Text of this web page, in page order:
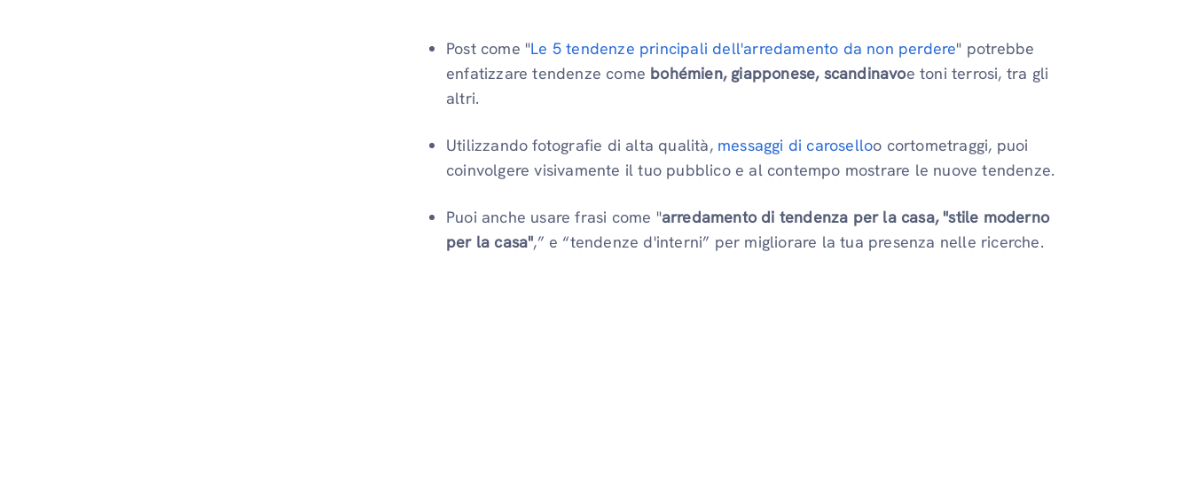
Post come "Le 5 tendenze principali dell'arredamento da non perdere" potrebbe
enfatizzare tendenze come bohémien, giapponese, scandinavoe toni terrosi, tra gli
altri.
Utilizzando fotografie di alta qualità, messaggi di caroselloo cortometraggi, puoi
coinvolgere visivamente il tuo pubblico e al contempo mostrare le nuove tendenze.
Puoi anche usare frasi come "arredamento di tendenza per la casa, "stile moderno
per la casa",” e “tendenze d'interni” per migliorare la tua presenza nelle ricerche.